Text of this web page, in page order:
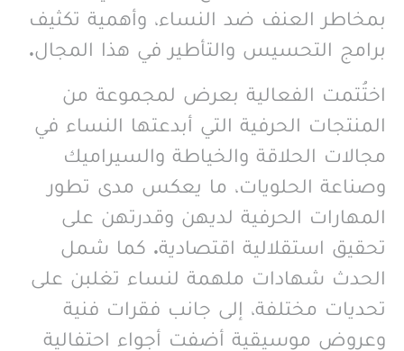
بمخاطر العنف ضد النساء، وأهمية تكثيف
برامج التحسيس والتأطير في هذا المجال.
اختُتمت الفعالية بعرض لمجموعة من
المنتجات الحرفية التي أبدعتها النساء في
مجالات الحلاقة والخياطة والسيراميك
وصناعة الحلويات، ما يعكس مدى تطور
المهارات الحرفية لديهن وقدرتهن على
تحقيق استقلالية اقتصادية. كما شمل
الحدث شهادات ملهمة لنساء تغلبن على
تحديات مختلفة، إلى جانب فقرات فنية
وعروض موسيقية أضفت أجواء احتفالية